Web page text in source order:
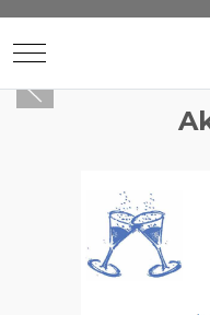
Mobile Menu Toggle